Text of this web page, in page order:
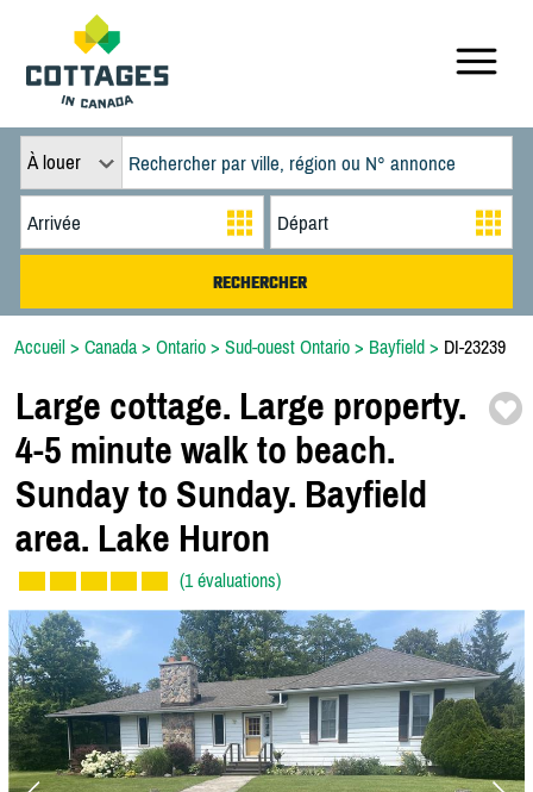
À louer
Accueil > Canada > Ontario > Sud-ouest Ontario > Bayfield > DI-23239
Large cottage. Large property.
4-5 minute walk to beach.
Sunday to Sunday. Bayfield
area. Lake Huron
(1 évaluations)